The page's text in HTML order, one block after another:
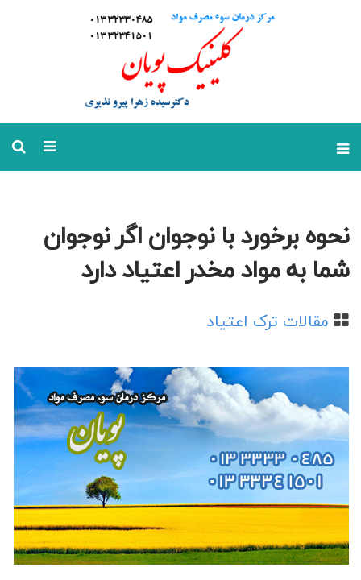
نحوه برخورد با نوجوان اگر نوجوان
شما به مواد مخدر اعتیاد دارد
مقالات ترک اعتیاد